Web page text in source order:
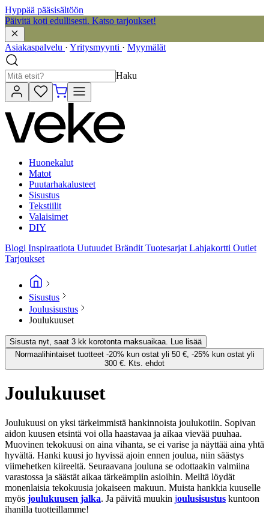
Hyppää pääsisältöön
Päivitä koti edullisesti. Katso tarjoukset!
Asiakaspalvelu · Yritysmyynti · Myymälät
Haku
Huonekalut
Matot
Puutarhakalusteet
Sisustus
Tekstiilit
Valaisimet
DIY
Blogi Inspiraatiota Uutuudet Brändit Tuotesarjat Lahjakortti Outlet
Tarjoukset
Sisustus
Joulusisustus
Joulukuuset
Sisusta nyt, saat 3 kk korotonta maksuaikaa. Lue lisää
Normaalihintaiset tuotteet -20% kun ostat yli 50 €, -25% kun ostat yli
300 €. Kts. ehdot
Joulukuuset
Joulukuusi on yksi tärkeimmistä hankinnoista joulukotiin. Sopivan
aidon kuusen etsintä voi olla haastavaa ja aikaa vievää puuhaa.
Muovinen tekokuusi on aina vihanta, se ei varise ja näyttää aina yhtä
hyvältä. Hanki kuusi jo hyvissä ajoin ennen joulua, niin säästys
viimehetken kiireeltä. Seuraavana jouluna se odottaakin valmiina
varastossa ja säästät aikaa tärkeämpiin asioihin. Meiltä löydät
monenlaisia tekokuusia jokaiseen makuun. Muista hankkia kuuselle
myös joulukuusen jalka. Ja päivitä muukin joulusisustus kuntoon
ihanilla tuotteillamme!